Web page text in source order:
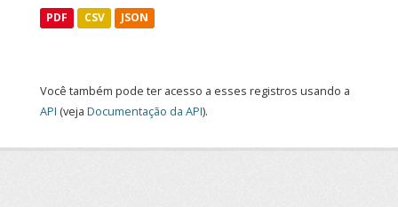
PDF CSV JSON
Você também pode ter acesso a esses registros usando a
API (veja Documentação da API).